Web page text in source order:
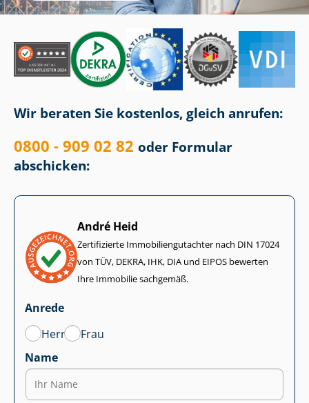
Wir beraten Sie kostenlos, gleich anrufen:
0800 - 909 02 82 oder Formular
abschicken:
André Heid
Zertifizierte Im­mo­bi­li­en­gut­ach­ter nach DIN 17024
von TÜV, DEKRA, IHK, DIA und EIPOS bewerten
Ihre Immobilie sachgemäß.
Anrede
Herr
Frau
Name